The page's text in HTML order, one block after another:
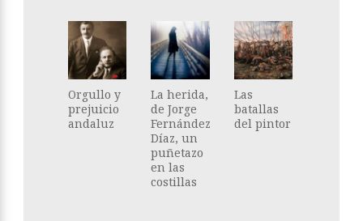
Orgullo y
prejuicio
andaluz
La herida,
de Jorge
Fernández
Díaz, un
puñetazo
en las
costillas
Las
batallas
del pintor